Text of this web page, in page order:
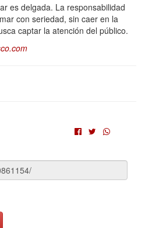
es delgada. La responsabilidad
con seriedad, sin caer en la
captar la atención del público.